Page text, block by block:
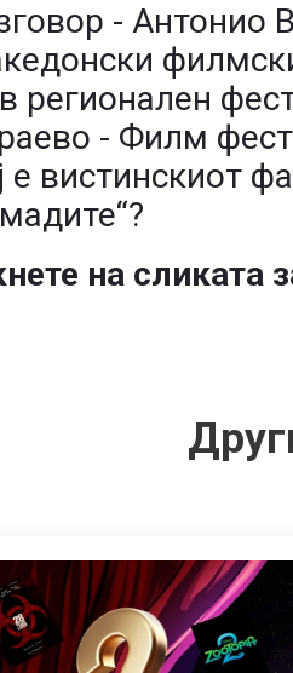
- Антонио
регионален
- Филм
е вистинскиот
на сликата